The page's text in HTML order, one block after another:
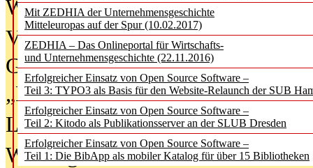
Mit ZEDHIA der Unternehmensgeschichte
Mitteleuropas auf der Spur (10.02.2017)
ZEDHIA – Das Onlineportal für Wirtschafts-
und Unternehmensgeschichte (22.11.2016)
Erfolgreicher Einsatz von Open Source Software –
Teil 3: TYPO3 als Basis für den Website-Relaunch der SUB
Erfolgreicher Einsatz von Open Source Software –
Teil 2: Kitodo als Publikationsserver an der SLUB Dresden
Erfolgreicher Einsatz von Open Source Software –
Teil 1: Die BibApp als mobiler Katalog für über 15 Bibliotheken
Wenn Bots katalogisieren
Von Abschlusskleidern bis
Geisterjagd-Ausrüstung in der
„Library of Things“ unterwegs
Lesen als Infrastrukturaufgabe
Wie Jugendliche Social Media